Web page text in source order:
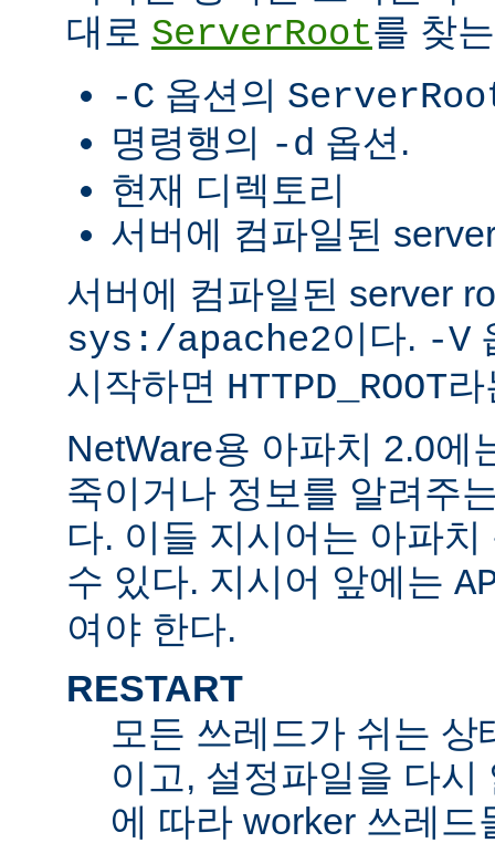
대로 ServerRoot를 찾
-C 옵션의
명령행의 -d 옵션.
현재 디렉토리
서버에 컴파일된
서버에 컴파일된 server
sys:/apache2이다. -V
시작하면 HTTPD_ROOT
NetWare용 아파치 2.0에
죽이거나 정보를 알려주
다. 이들 지시어는 아파
수 있다. 지시어 앞에는
여야 한다.
RESTART
모든 쓰레드가 쉬는
이고, 설정파일을 다
에 따라 worker 쓰레드